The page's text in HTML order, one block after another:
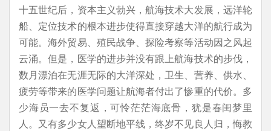
十五世纪后，资本主义勃兴，航海技术大发展，远洋轮
船、定位技术的根本进步使得直接穿越大洋的航行成为
可能。海外贸易、殖民战争、探险考察等活动因之风起
云涌。但是，医学的进步并没有跟上航海技术的步伐，
数月漂泊在无涯无际的大洋深处，卫生、营养、供水、
疲劳等带来的医学问题让航海者付出了惨重的代价。多
少海员一去不复返，可怜茫茫海底骨，犹是春闺梦里
人。又有多少女人望断地平线，终岁不见良人归，悔教